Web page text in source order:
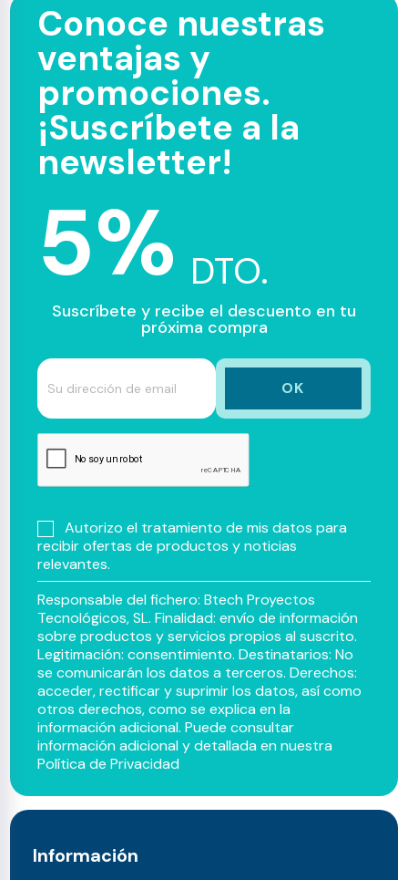
Conoce nuestras
ventajas y
promociones.
¡Suscríbete a la
newsletter!
5% DTO.
Suscríbete y recibe el descuento en tu
próxima compra
Autorizo el tratamiento de mis datos para
recibir ofertas de productos y noticias
relevantes.
Responsable del fichero: Btech Proyectos
Tecnológicos, SL. Finalidad: envío de información
sobre productos y servicios propios al suscrito.
Legitimación: consentimiento. Destinatarios: No
se comunicarán los datos a terceros. Derechos:
acceder, rectificar y suprimir los datos, así como
otros derechos, como se explica en la
información adicional. Puede consultar
información adicional y detallada en nuestra
Política de Privacidad
Información